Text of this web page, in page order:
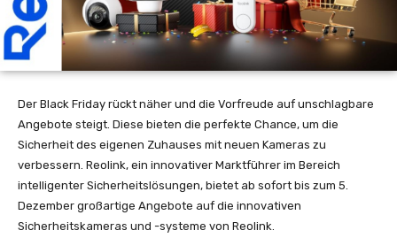
Der Black Friday rückt näher und die Vorfreude auf unschlagbare
Angebote steigt. Diese bieten die perfekte Chance, um die
Sicherheit des eigenen Zuhauses mit neuen Kameras zu
verbessern. Reolink, ein innovativer Marktführer im Bereich
intelligenter Sicherheitslösungen, bietet ab sofort bis zum 5.
Dezember großartige Angebote auf die innovativen
Sicherheitskameras und -systeme von Reolink.